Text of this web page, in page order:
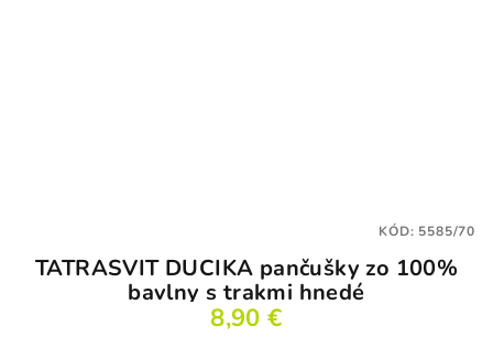
TATRASVIT DUCIKA pančušky zo 100%
bavlny s trakmi hnedé
8,90 €
KÓD: 5585/70